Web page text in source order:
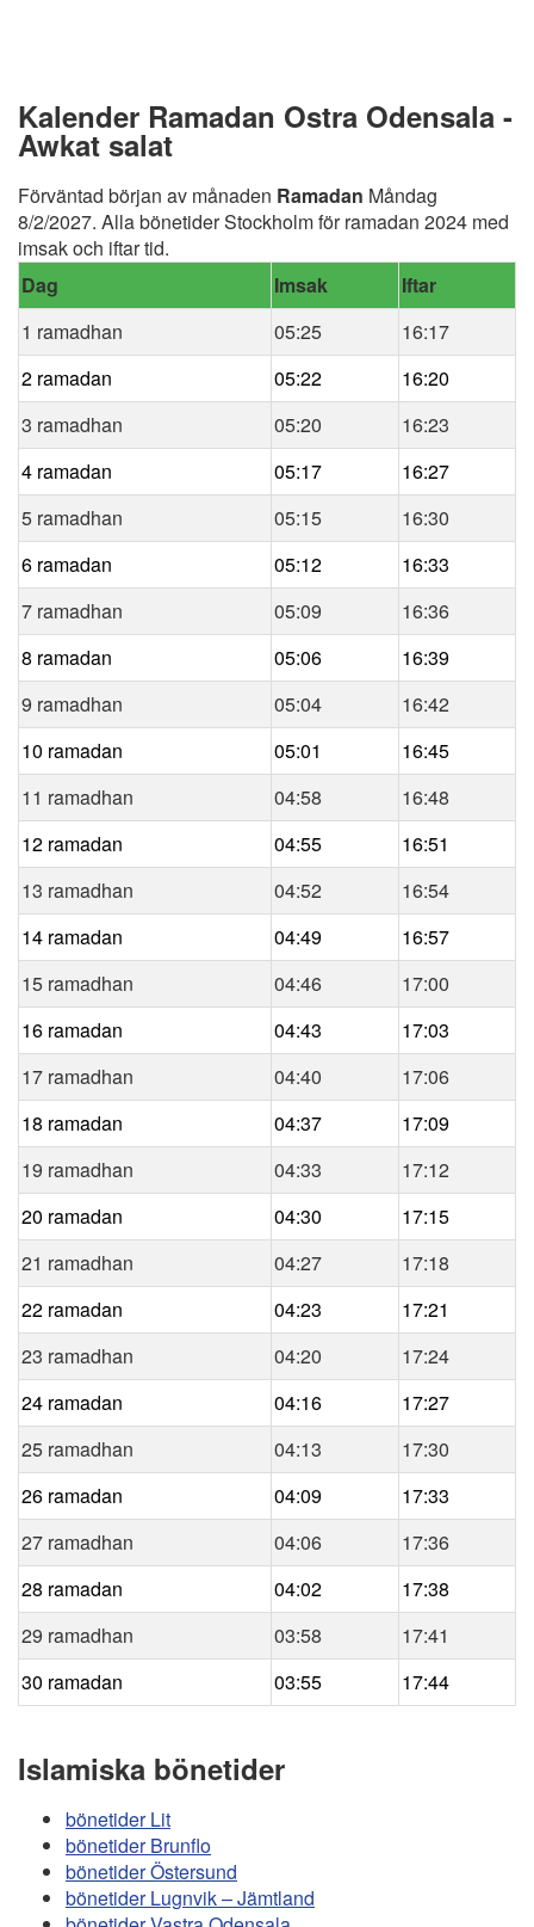
Kalender Ramadan Ostra Odensala -
Awkat salat
Förväntad början av månaden Ramadan Måndag
8/2/2027. Alla bönetider Stockholm för ramadan 2024 med
imsak och iftar tid.
Dag
Imsak
Iftar
1 ramadhan
05:25
16:17
2 ramadan
05:22
16:20
3 ramadhan
05:20
16:23
4 ramadan
05:17
16:27
5 ramadhan
05:15
16:30
6 ramadan
05:12
16:33
7 ramadhan
05:09
16:36
8 ramadan
05:06
16:39
9 ramadhan
05:04
16:42
10 ramadan
05:01
16:45
11 ramadhan
04:58
16:48
12 ramadan
04:55
16:51
13 ramadhan
04:52
16:54
14 ramadan
04:49
16:57
15 ramadhan
04:46
17:00
16 ramadan
04:43
17:03
17 ramadhan
04:40
17:06
18 ramadan
04:37
17:09
19 ramadhan
04:33
17:12
20 ramadan
04:30
17:15
21 ramadhan
04:27
17:18
22 ramadan
04:23
17:21
23 ramadhan
04:20
17:24
24 ramadan
04:16
17:27
25 ramadhan
04:13
17:30
26 ramadan
04:09
17:33
27 ramadhan
04:06
17:36
28 ramadan
04:02
17:38
29 ramadhan
03:58
17:41
30 ramadan
03:55 17:44
Islamiska bönetider
bönetider Lit
bönetider Brunflo
bönetider Östersund
bönetider Lugnvik – Jämtland